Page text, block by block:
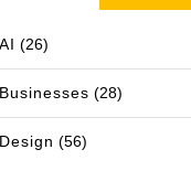
AI (26)
Businesses (28)
Design (56)